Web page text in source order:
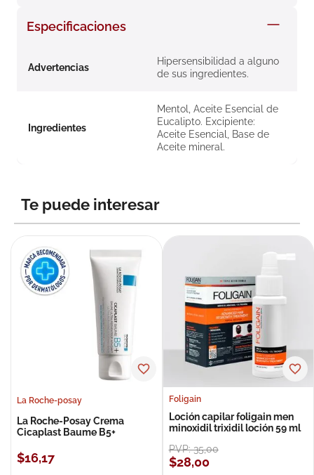
Especificaciones
Advertencias
Hipersensibilidad a alguno
de sus ingredientes.
Ingredientes
Mentol, Aceite Esencial de
Eucalipto. Excipiente:
Aceite Esencial, Base de
Aceite mineral.
Te puede interesar
La Roche-posay
La Roche-Posay Crema
Cicaplast Baume B5+
$16,17
Foligain
Loción capilar foligain men
minoxidil trixidil loción 59 ml
PVP:35,00
$28,00